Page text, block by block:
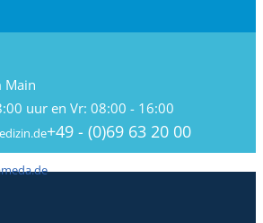
Main
uur en Vr: 08:00 - 16:00
+49 - (0)69 63 20 00